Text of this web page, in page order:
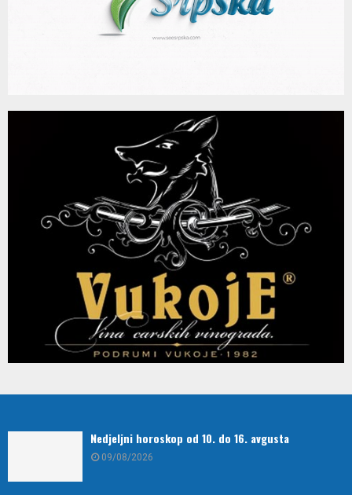
Nedjeljni horoskop od 10. do 16. avgusta
09/08/2026